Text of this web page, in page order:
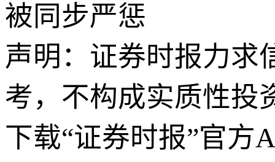
被同步严惩
声明：证券时报力求
考，不构成实质性投
下载“证券时报”官方